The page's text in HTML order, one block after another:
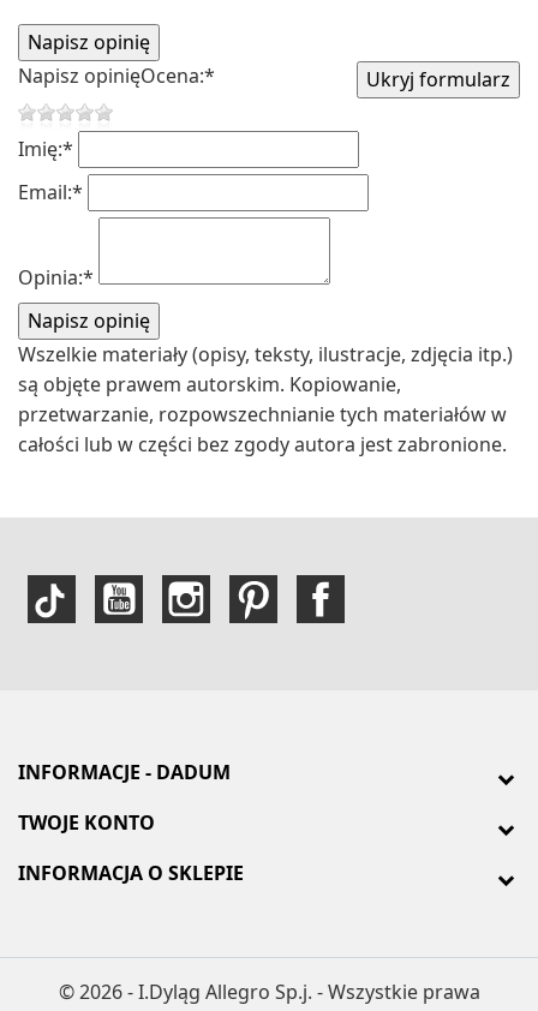
Napisz opinięOcena:*
Imię:*
Email:*
Opinia:*
Wszelkie materiały (opisy, teksty, ilustracje, zdjęcia itp.)
są objęte prawem autorskim. Kopiowanie,
przetwarzanie, rozpowszechnianie tych materiałów w
całości lub w części bez zgody autora jest zabronione.
INFORMACJE - DADUM
TWOJE KONTO
INFORMACJA O SKLEPIE
© 2026 - I.Dyląg Allegro Sp.j. - Wszystkie prawa